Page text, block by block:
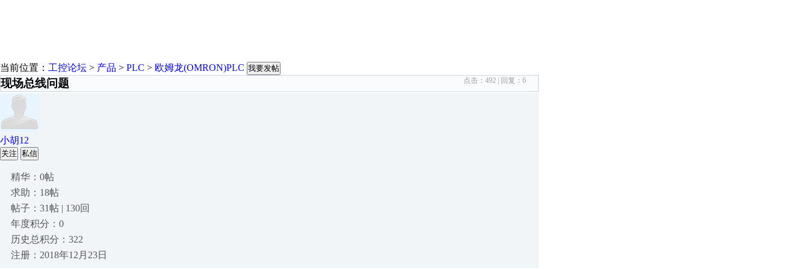
当前位置： 工控论坛 > 产品 > PLC > 欧姆龙(OMRON)PLC 我要发帖
现场总线问题 点击： 492 | 回复： 6
小胡12
关注 私信
精华：0帖
求助：18帖
帖子：31帖 | 130回
年度积分：0
历史总积分：322
注册：2018年12月23日